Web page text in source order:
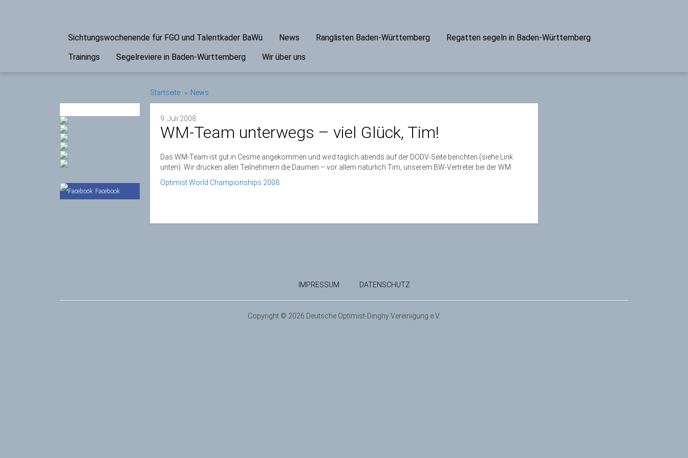
Sichtungswochenende für FGO und Talentkader BaWü News Ranglisten Baden-Württemberg
Regatten segeln in Baden-Württemberg
Trainings
Segelreviere in Baden-Württemberg Wir über uns
Facebook
Startseite News
9. Juli 2008
WM-Team unterwegs – viel Glück, Tim!
Das WM-Team ist gut in Cesme angekommen und wird täglich abends auf der DODV-Seite berichten (siehe Link
unten). Wir drücken allen Teilnehmern die Daumen – vor allem natürlich Tim, unserem BW-Vertreter bei der WM.
Optimist World Championships 2008
IMPRESSUM DATENSCHUTZ
Copyright © 2026 Deutsche Optimist-Dinghy Vereinigung e.V.